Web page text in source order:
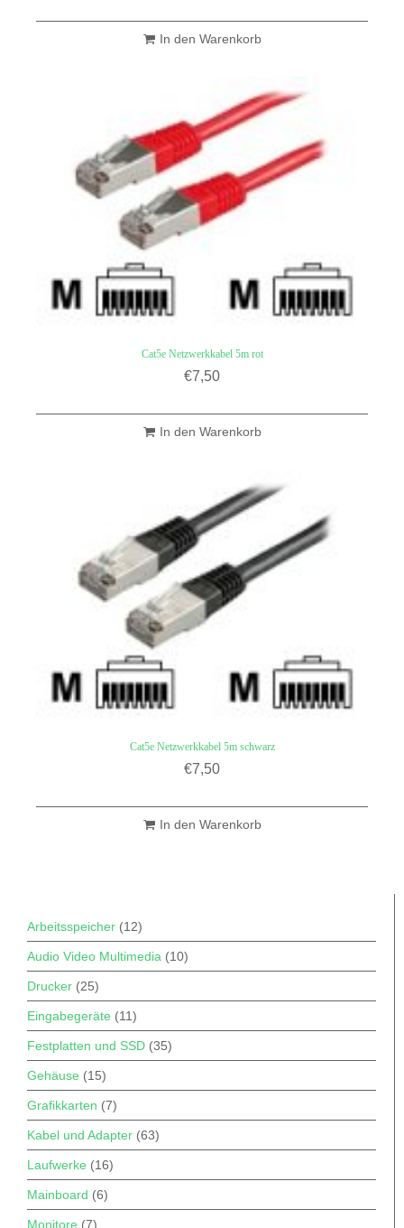
In den Warenkorb
Cat5e Netzwerkkabel 5m rot
€7,50
In den Warenkorb
Cat5e Netzwerkkabel 5m schwarz
€7,50
In den Warenkorb
Arbeitsspeicher (12)
Audio Video Multimedia (10)
Drucker (25)
Eingabegeräte (11)
Festplatten und SSD (35)
Gehäuse (15)
Grafikkarten (7)
Kabel und Adapter (63)
Laufwerke (16)
Mainboard (6)
Monitore (7)